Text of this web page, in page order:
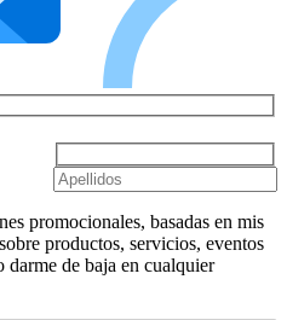
promocionales, basadas en mis
productos, servicios, eventos
de baja en cualquier